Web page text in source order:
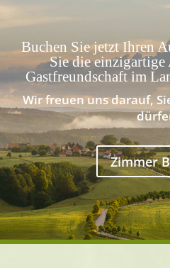
Buchen Sie jetzt Ihren
Sie die einzigartige
Gastfreundschaft im
Wir freuen uns darauf,
Zimmer